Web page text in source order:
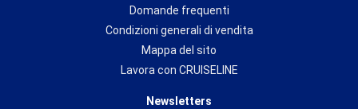
Domande frequenti
Condizioni generali di vendita
Mappa del sito
Lavora con CRUISELINE
Newsletters